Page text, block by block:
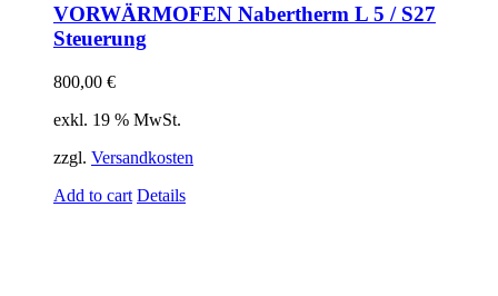
VORWÄRMOFEN Nabertherm L 5 / S27
Steuerung
800,00 €
exkl. 19 % MwSt.
zzgl. Versandkosten
Add to cart Details